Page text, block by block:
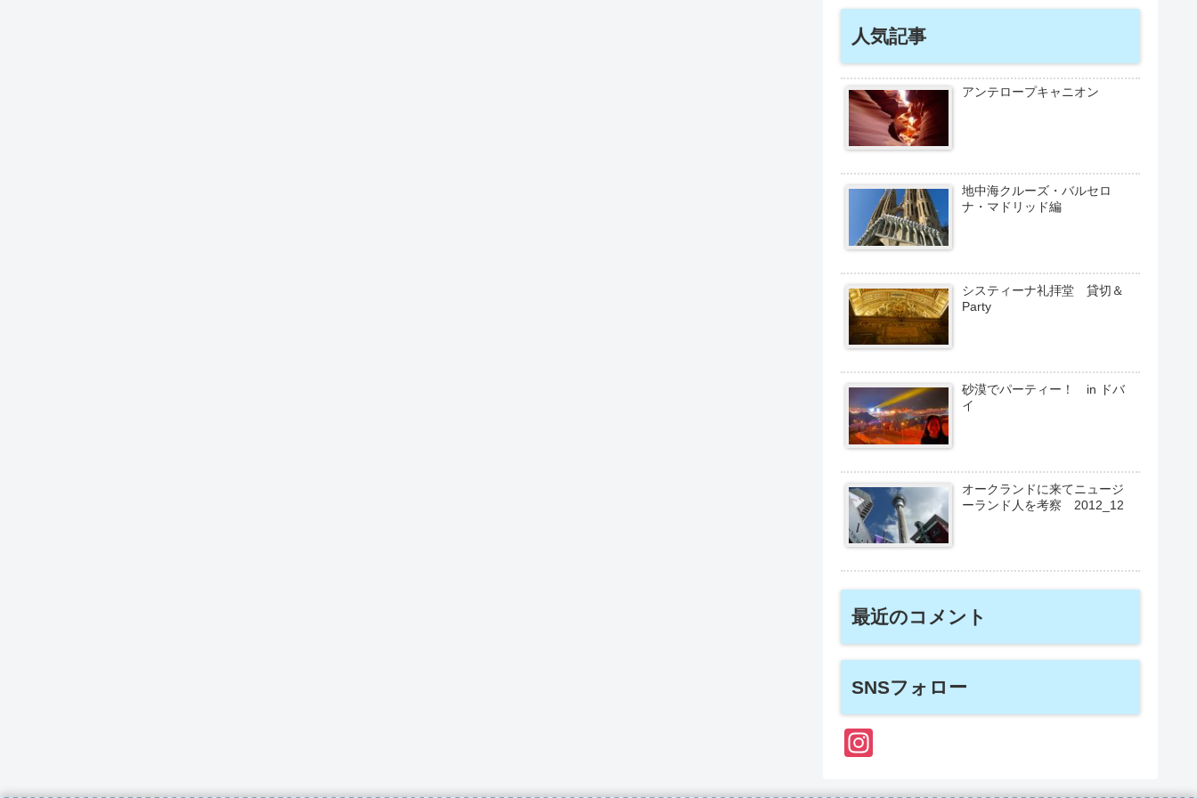
人気記事
アンテロープキャニオン
地中海クルーズ・バルセロ
ナ・マドリッド編
システィーナ礼拝堂 貸切＆
Party
砂漠でパーティー！ in ドバ
イ
オークランドに来てニュージ
ーランド人を考察 2012_12
最近のコメント
SNSフォロー